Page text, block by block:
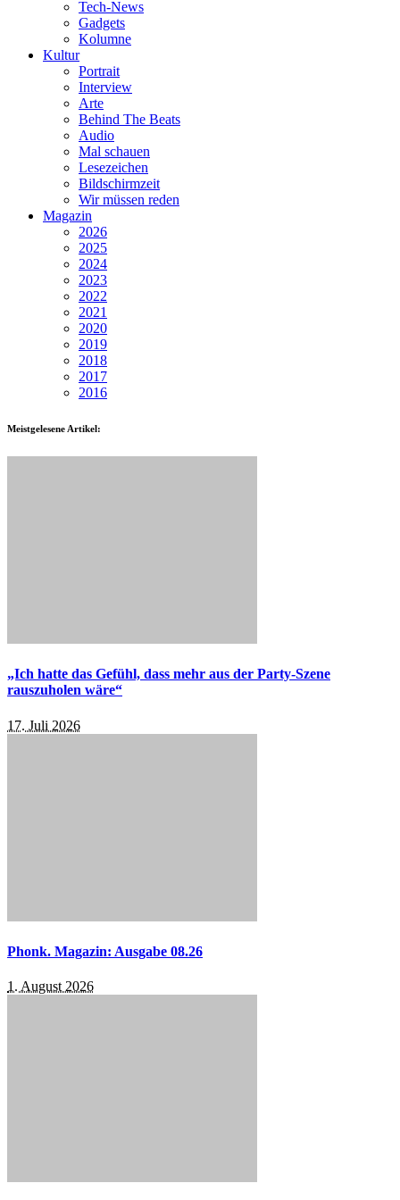
Tech-News
Gadgets
Kolumne
Kultur
Portrait
Interview
Arte
Behind The Beats
Audio
Mal schauen
Lesezeichen
Bildschirmzeit
Wir müssen reden
Magazin
2026
2025
2024
2023
2022
2021
2020
2019
2018
2017
2016
Meistgelesene Artikel:
„Ich hatte das Gefühl, dass mehr aus der Party-Szene
rauszuholen wäre“
17. Juli 2026
Phonk. Magazin: Ausgabe 08.26
1. August 2026